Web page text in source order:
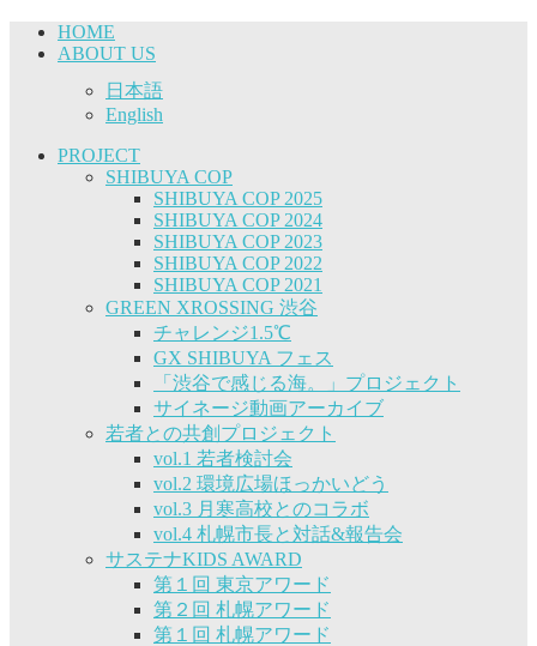
HOME
ABOUT US
日本語
English
PROJECT
SHIBUYA COP
SHIBUYA COP 2025
SHIBUYA COP 2024
SHIBUYA COP 2023
SHIBUYA COP 2022
SHIBUYA COP 2021
GREEN XROSSING 渋谷
チャレンジ1.5℃
GX SHIBUYA フェス
「渋谷で感じる海。」プロジェクト
サイネージ動画アーカイブ
若者との共創プロジェクト
vol.1 若者検討会
vol.2 環境広場ほっかいどう
vol.3 月寒高校とのコラボ
vol.4 札幌市長と対話&報告会
サステナKIDS AWARD
第１回 東京アワード
第２回 札幌アワード
第１回 札幌アワード